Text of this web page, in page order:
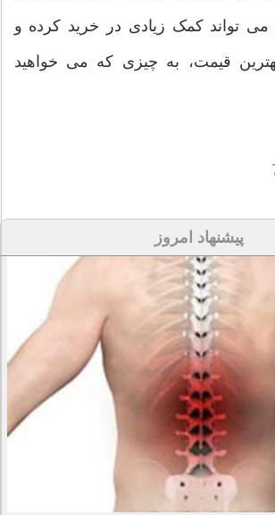
می تواند کمک زیادی در خرید کرده و
قیمت، به چیزی که می خواهید
پیشنهاد امروز